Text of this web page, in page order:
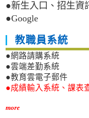
●新生入口、招生資
●Google
教職員系統
●網路請購系統
●雲端差勤系統
●教育雲電子郵件
●成績輸入系統、課表
more